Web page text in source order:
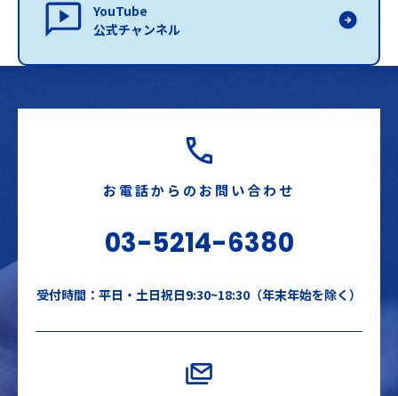
YouTube
公式チャンネル
お電話からのお問い合わせ
03-5214-6380
受付時間：平日・土日祝日9:30~18:30（年末年始を除く）